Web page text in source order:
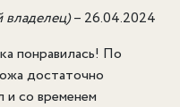
владелец)– 26.04.2024
понравилась! По
достаточно
и со временем